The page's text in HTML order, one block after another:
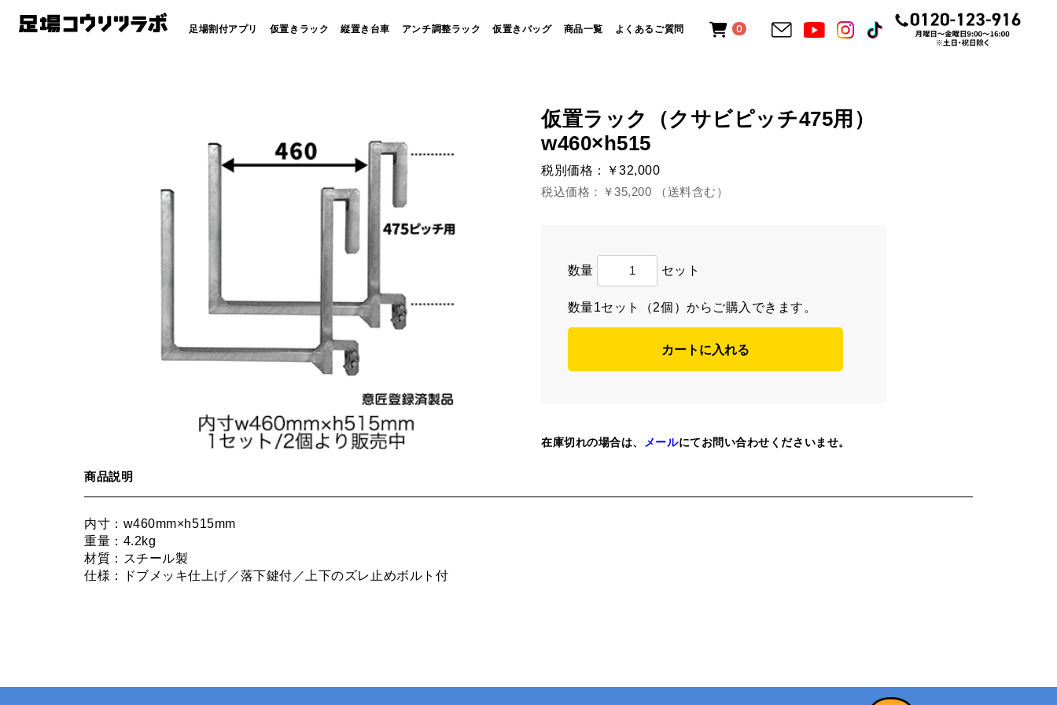
足場割付アプリ 仮置きラック 縦置き台車 アンチ調整ラック 仮置きバッグ 商品一覧 よくあるご質問 0
仮置ラック（クサビピッチ475用）
w460×h515
税別価格：
￥32,000
税込価格：
￥35,200 （送料含む）
数量 セット
数量1セット（2個）からご購入できます。
カートに入れる
在庫切れの場合は、 メールにてお問い合わせくださいませ。
商品説明
内寸：w460mm×h515mm
重量：4.2kg
材質：スチール製
仕様：ドブメッキ仕上げ／落下鍵付／上下のズレ止めボルト付